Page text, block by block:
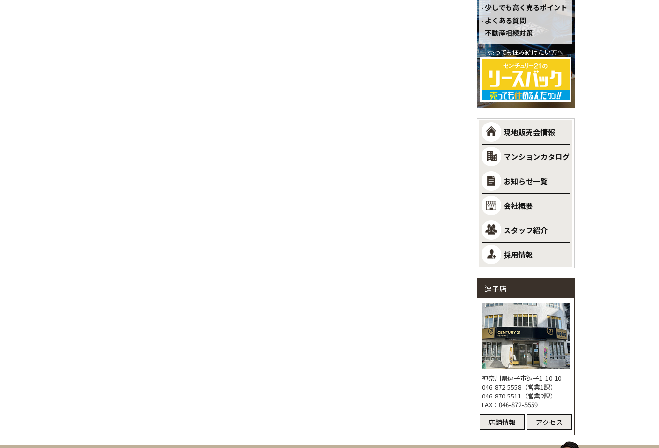
少しでも高く売るポイント
よくある質問
不動産相続対策
売っても住み続けたい方へ
現地販売会情報
マンションカタログ
お知らせ一覧
会社概要
スタッフ紹介
採用情報
逗子店
神奈川県逗子市逗子1-10-10
046-872-5558（営業1課）
046-870-5511（営業2課）
FAX：046-872-5559
店舗情報 アクセス